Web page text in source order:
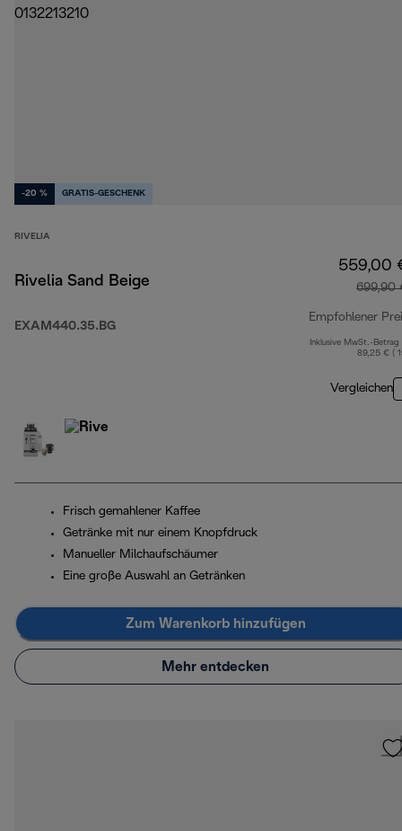
-20 % GRATIS-GESCHENK
RIVELIA
Rivelia Sand Beige
EXAM440.35.BG
559,00
699,90
Empfohlener
Inklusive MwSt.-Betrag
89,25 € (
Vergleichen
Frisch gemahlener Kaffee
Getränke mit nur einem Knopfdruck
Manueller Milchaufschäumer
Eine große Auswahl an Getränken
Zum Warenkorb hinzufügen
Mehr entdecken